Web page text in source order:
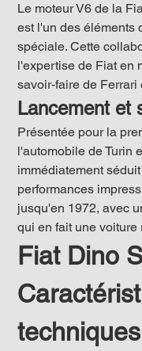
Le moteur V6 de la
est l'un des éléments
spéciale. Cette
l'expertise de Fiat en
savoir-faire de Ferrari
Lancement et
Présentée pour la
l'automobile de Turin
immédiatement
performances
jusqu'en 1972, avec
qui en fait une voiture
Fiat Dino
techniques